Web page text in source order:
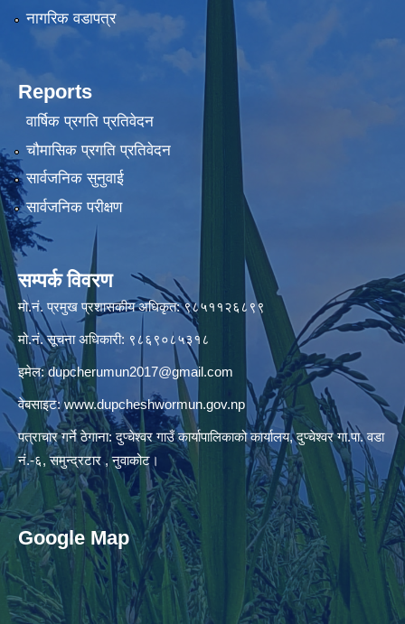
नागरिक वडापत्र
Reports
वार्षिक प्रगति प्रतिवेदन
चौमासिक प्रगति प्रतिवेदन
सार्वजनिक सुनुवाई
सार्वजनिक परीक्षण
सम्पर्क विवरण
मो.नं. प्रमुख प्रशासकीय अधिकृत: ९८५११२६८९९
मो.नं. सूचना अधिकारी: ९८६९०८५३१८
इमेल:dupcherumun2017@gmail.com
वेबसाइट:www.dupcheshwormun.gov.np
पत्राचार गर्ने ठेगाना: दुप्चेश्वर गाउँ कार्यापालिकाको कार्यालय, दुप्चेश्वर गा.पा. वडा
नं.-६, समुन्द्रटार , नुवाकोट।
Google Map